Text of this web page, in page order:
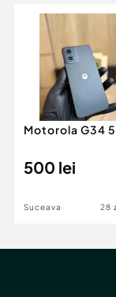
Servicii
Animale de
Afaceri și
Inchiriere
Utilaje agricole
Piese auto si
Dacia Duster
Motorola G34
500 lei
Suceava 28